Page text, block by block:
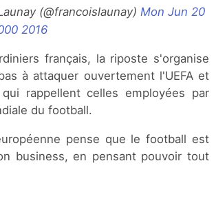
(@francoislaunay) Mon Jun 20
2016
français, la riposte s'organise
à attaquer ouvertement l'UEFA et
rappellent celles employées par
du football.
pense que le football est
business, en pensant pouvoir tout